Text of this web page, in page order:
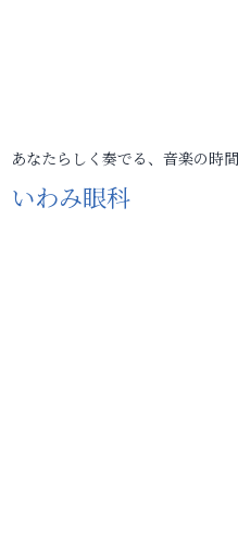
あなたらしく奏でる、音楽の時間
いわみ眼科